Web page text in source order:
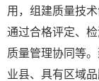
用，组建质量技
通过合格评定、
质量管理协同等
业县、具有区域